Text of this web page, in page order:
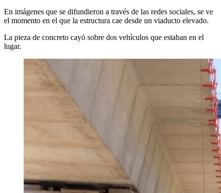
En imágenes que se difundieron a través de las redes sociales, se ve
el momento en el que la estructura cae desde un viaducto elevado.
La pieza de concreto cayó sobre dos vehículos que estaban en el
lugar.